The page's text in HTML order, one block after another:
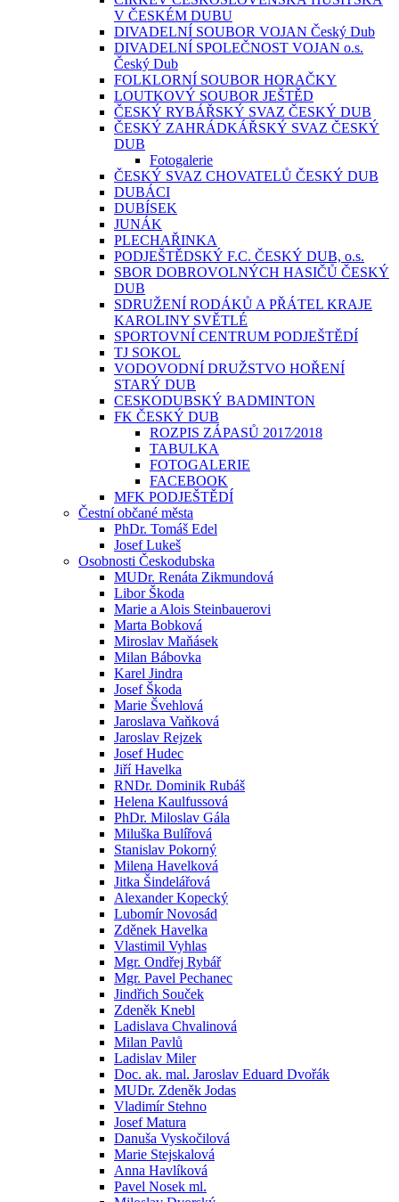
V ČESKÉM DUBU
DIVADELNÍ SOUBOR VOJAN Český Dub
DIVADELNÍ SPOLEČNOST VOJAN o.s.
Český Dub
FOLKLORNÍ SOUBOR HORAČKY
LOUTKOVÝ SOUBOR JEŠTĚD
ČESKÝ RYBÁŘSKÝ SVAZ ČESKÝ DUB
ČESKÝ ZAHRÁDKÁŘSKÝ SVAZ ČESKÝ
DUB
Fotogalerie
ČESKÝ SVAZ CHOVATELŮ ČESKÝ DUB
DUBÁCI
DUBÍSEK
JUNÁK
PLECHAŘINKA
PODJEŠTĚDSKÝ F.C. ČESKÝ DUB, o.s.
SBOR DOBROVOLNÝCH HASIČŮ ČESKÝ
DUB
SDRUŽENÍ RODÁKŮ A PŘÁTEL KRAJE
KAROLINY SVĚTLÉ
SPORTOVNÍ CENTRUM PODJEŠTĚDÍ
TJ SOKOL
VODOVODNÍ DRUŽSTVO HOŘENÍ
STARÝ DUB
CESKODUBSKÝ BADMINTON
FK ČESKÝ DUB
ROZPIS ZÁPASŮ 2017⁄2018
TABULKA
FOTOGALERIE
FACEBOOK
MFK PODJEŠTĚDÍ
Čestní občané města
PhDr. Tomáš Edel
Josef Lukeš
Osobnosti Českodubska
MUDr. Renáta Zikmundová
Libor Škoda
Marie a Alois Steinbauerovi
Marta Bobková
Miroslav Maňásek
Milan Bábovka
Karel Jindra
Josef Škoda
Marie Švehlová
Jaroslava Vaňková
Jaroslav Rejzek
Josef Hudec
Jiří Havelka
RNDr. Dominik Rubáš
Helena Kaulfussová
PhDr. Miloslav Gála
Miluška Bulířová
Stanislav Pokorný
Milena Havelková
Jitka Šindelářová
Alexander Kopecký
Lubomír Novosád
Zděnek Havelka
Vlastimil Vyhlas
Mgr. Ondřej Rybář
Mgr. Pavel Pechanec
Jindřich Souček
Zdeněk Knebl
Ladislava Chvalinová
Milan Pavlů
Ladislav Miler
Doc. ak. mal. Jaroslav Eduard Dvořák
MUDr. Zdeněk Jodas
Vladimír Stehno
Josef Matura
Danuša Vyskočilová
Marie Stejskalová
Anna Havlíková
Pavel Nosek ml.